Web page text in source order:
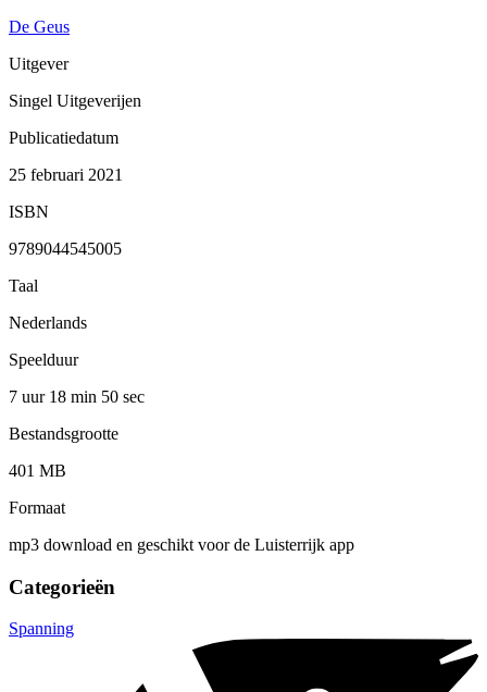
De Geus
Uitgever
Singel Uitgeverijen
Publicatiedatum
25 februari 2021
ISBN
9789044545005
Taal
Nederlands
Speelduur
7 uur 18 min 50 sec
Bestandsgrootte
401 MB
Formaat
mp3 download en geschikt voor de Luisterrijk app
Categorieën
Spanning